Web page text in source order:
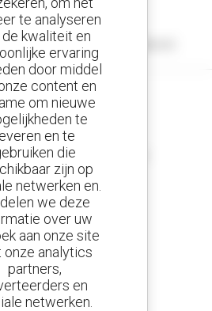
geen enkel resultaat opgeleverd.
meldingen in
van tweedehandsmaterieel
800 dealers
wereldwijd
te analyseren
de kwaliteit en
ervaring
door middel
content en
om nieuwe
te
leveren en te
die
zijn op
netwerken en.
we deze
over uw
aan onze site
onze analytics
partners,
en
netwerken.